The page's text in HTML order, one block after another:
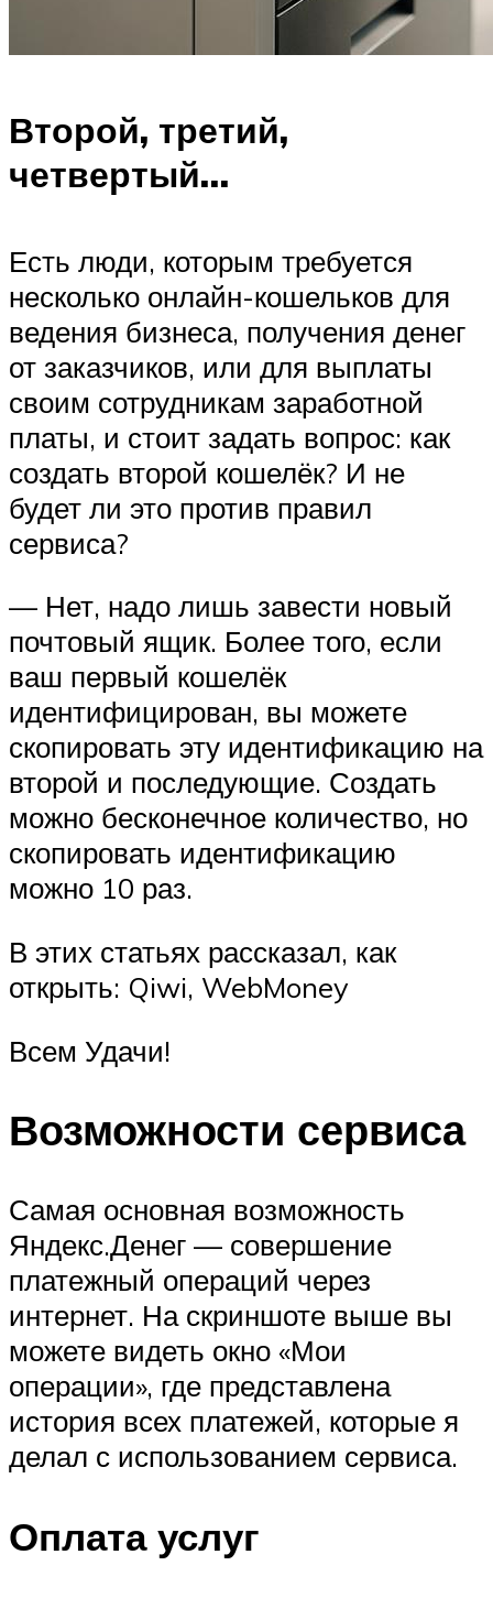
Второй, третий,
четвертый…
Есть люди, которым требуется
несколько онлайн-кошельков для
ведения бизнеса, получения денег
от заказчиков, или для выплаты
своим сотрудникам заработной
платы, и стоит задать вопрос: как
создать второй кошелёк? И не
будет ли это против правил
сервиса?
— Нет, надо лишь завести новый
почтовый ящик. Более того, если
ваш первый кошелёк
идентифицирован, вы можете
скопировать эту идентификацию на
второй и последующие. Создать
можно бесконечное количество, но
скопировать идентификацию
можно 10 раз.
В этих статьях рассказал, как
открыть: Qiwi, WebMoney
Всем Удачи!
Возможности сервиса
Самая основная возможность
Яндекс.Денег — совершение
платежный операций через
интернет. На скриншоте выше вы
можете видеть окно «Мои
операции», где представлена
история всех платежей, которые я
делал с использованием сервиса.
Оплата услуг